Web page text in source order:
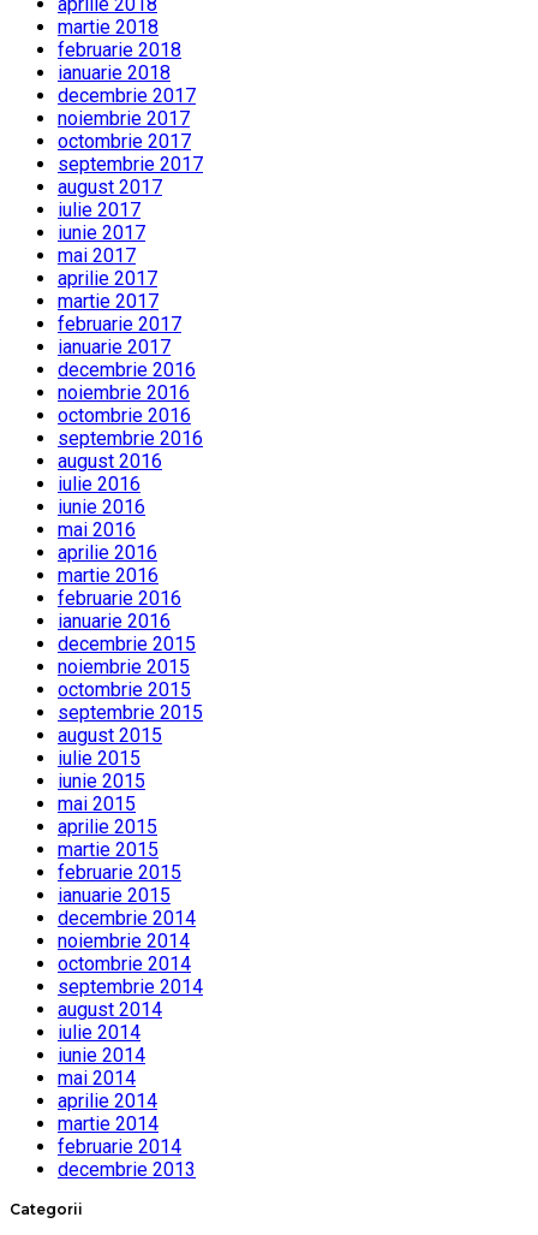
martie 2018
februarie 2018
ianuarie 2018
decembrie 2017
noiembrie 2017
octombrie 2017
septembrie 2017
august 2017
iulie 2017
iunie 2017
mai 2017
aprilie 2017
martie 2017
februarie 2017
ianuarie 2017
decembrie 2016
noiembrie 2016
octombrie 2016
septembrie 2016
august 2016
iulie 2016
iunie 2016
mai 2016
aprilie 2016
martie 2016
februarie 2016
ianuarie 2016
decembrie 2015
noiembrie 2015
octombrie 2015
septembrie 2015
august 2015
iulie 2015
iunie 2015
mai 2015
aprilie 2015
martie 2015
februarie 2015
ianuarie 2015
decembrie 2014
noiembrie 2014
octombrie 2014
septembrie 2014
august 2014
iulie 2014
iunie 2014
mai 2014
aprilie 2014
martie 2014
februarie 2014
decembrie 2013
Categorii